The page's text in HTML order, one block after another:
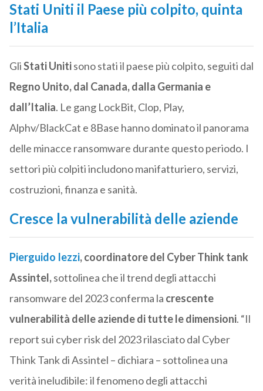
Stati Uniti il Paese più colpito, quinta
l’Italia
GliStati Unitisono stati il paese più colpito, seguiti dal
Regno Unito, dal Canada, dalla Germania e
dall’Italia. Le gang LockBit, Clop, Play,
Alphv/BlackCat e 8Base hanno dominato il panorama
delle minacce ransomware durante questo periodo. I
settori più colpiti includono manifatturiero, servizi,
costruzioni, finanza e sanità.
Cresce la vulnerabilità delle aziende
Pierguido Iezzi, coordinatore del Cyber Think tank
Assintel,sottolinea che il trend degli attacchi
ransomware del 2023 conferma la crescente
vulnerabilità delle aziende di tutte le dimensioni. “Il
report sui cyber risk del 2023 rilasciato dal Cyber
Think Tank di Assintel – dichiara – sottolinea una
verità ineludibile: il fenomeno degli attacchi